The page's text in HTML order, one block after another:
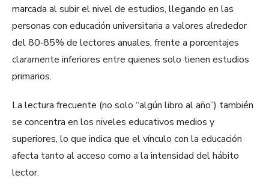
marcada al subir el nivel de estudios, llegando en las
personas con educación universitaria a valores alrededor
del 80‑85% de lectores anuales, frente a porcentajes
claramente inferiores entre quienes solo tienen estudios
primarios.
​La lectura frecuente (no solo “algún libro al año”) también
se concentra en los niveles educativos medios y
superiores, lo que indica que el vínculo con la educación
afecta tanto al acceso como a la intensidad del hábito
lector.